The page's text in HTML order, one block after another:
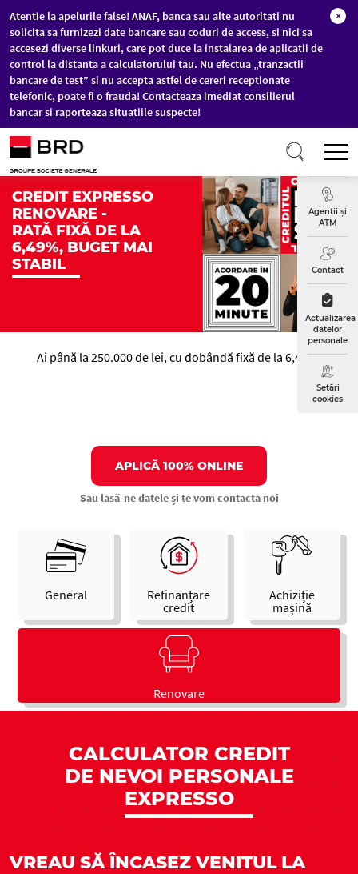
Sari la conținutul principal
Atentie la apelurile false! ANAF, banca sau alte autoritati nu
solicita sa furnizezi date bancare sau coduri de access, si nici sa
accesezi diverse linkuri, care pot duce la instalarea de aplicatii de
control la distanta a calculatorului tau. Nu efectua „tranzactii
bancare de test” si nu accepta astfel de cereri receptionate
telefonic, poate fi o frauda! Contacteaza imediat consilierul
bancar si raporteaza situatiile suspecte!
×
Curs
Agenții și
ATM
Contact
Actualizarea
datelor
personale
Setări
cookies
CREDIT EXPRESSO
RENOVARE -
RATĂ FIXĂ DE LA
6,49%, BUGET MAI
STABIL
Ai până la 250.000 de lei, cu dobândă fixă de la 6,49%.
APLICĂ 100% ONLINE
Sau lasă-ne dateleși te vom contacta noi
General
Refinanțare
credit
Achiziție
mașină
Renovare
CALCULATOR CREDIT
DE NEVOI PERSONALE
EXPRESSO
VREAU SĂ ÎNCASEZ VENITUL LA